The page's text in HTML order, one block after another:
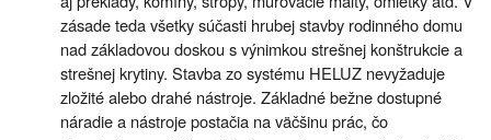
zásade teda všetky súčasti hrubej stavby rodinného domu
nad základovou doskou s výnimkou strešnej konštrukcie a
strešnej krytiny. Stavba zo systému HELUZ nevyžaduje
zložité alebo drahé nástroje. Základné bežne dostupné
náradie a nástroje postačia na väčšinu prác, čo